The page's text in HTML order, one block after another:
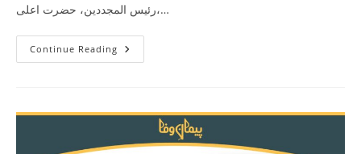
رئیس المجددین، حضرت اعلی،…
Continue Reading
بین